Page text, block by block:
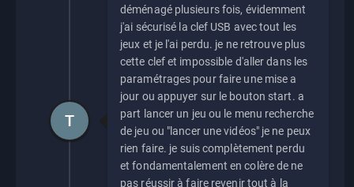
déménagé plusieurs fois, évidemment
j'ai sécurisé la clef USB avec tout les
jeux et je l'ai perdu. je ne retrouve plus
cette clef et impossible d'aller dans les
paramétrages pour faire une mise a
jour ou appuyer sur le bouton start. a
part lancer un jeu ou le menu recherche
de jeu ou "lancer une vidéos" je ne peux
rien faire. je suis complètement perdu
et fondamentalement en colère de ne
pas réussir à faire revenir tout à la
T